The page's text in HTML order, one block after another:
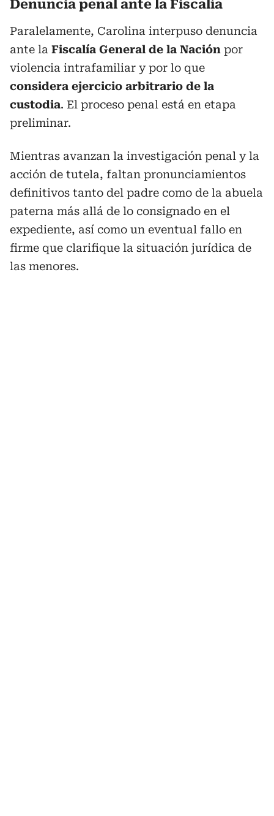
Denuncia penal ante la Fiscalía
Paralelamente, Carolina interpuso denuncia
ante la Fiscalía General de la Nación por
violencia intrafamiliar y por lo que
considera ejercicio arbitrario de la
custodia. El proceso penal está en etapa
preliminar.
Mientras avanzan la investigación penal y la
acción de tutela, faltan pronunciamientos
definitivos tanto del padre como de la abuela
paterna más allá de lo consignado en el
expediente, así como un eventual fallo en
firme que clarifique la situación jurídica de
las menores.